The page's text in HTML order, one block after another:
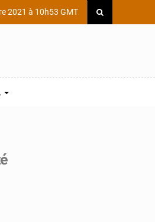
2021 à 10h53 GMT